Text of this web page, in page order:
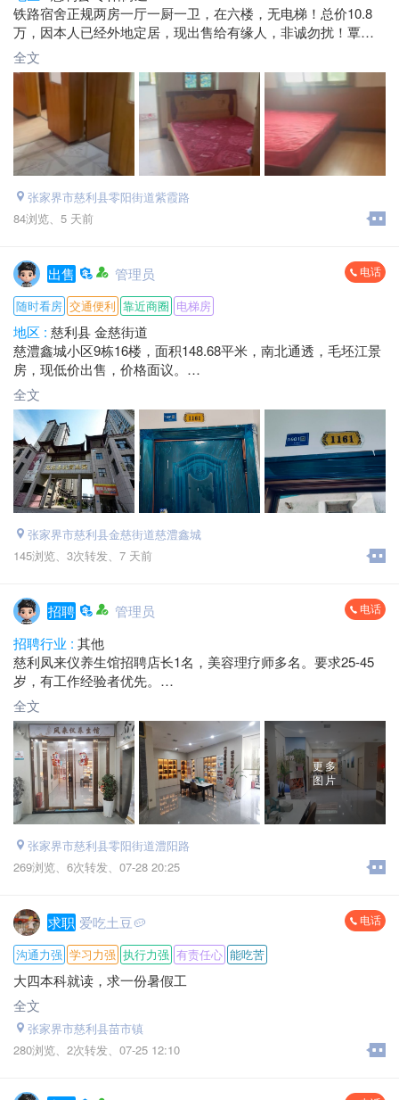
铁路宿舍正规两房一厅一厨一卫，在六楼，无电梯！总价10.8
万，因本人已经外地定居，现出售给有缘人，非诚勿扰！覃女
士*****6746.微信同号.
全文
张家界市慈利县零阳街道紫霞路
84浏览、 5 天前
出售 管理员 电话
随时看房 交通便利 靠近商圈 电梯房
地区 : 慈利县 金慈街道
慈澧鑫城小区9栋16楼，面积148.68平米，南北通透，毛坯江景
房，现低价出售，价格面议。
电话：*****1738 毛总
全文
张家界市慈利县金慈街道慈澧鑫城
145浏览、 3次转发、 7 天前
招聘 管理员 电话
招聘行业 : 其他
慈利凤来仪养生馆招聘店长1名，美容理疗师多名。要求25-45
岁，有工作经验者优先。
薪资待遇：合伙人机制，提成不封顶
工作地址：慈利县生活家广场2楼
联系电话：*****9920
全文
更多
图片
张家界市慈利县零阳街道澧阳路
269浏览、 6次转发、 07-28 20:25
求职 爱吃土豆🥔 电话
沟通力强 学习力强 执行力强 有责任心 能吃苦
大四本科就读，求一份暑假工
全文
张家界市慈利县苗市镇
280浏览、 2次转发、 07-25 12:10